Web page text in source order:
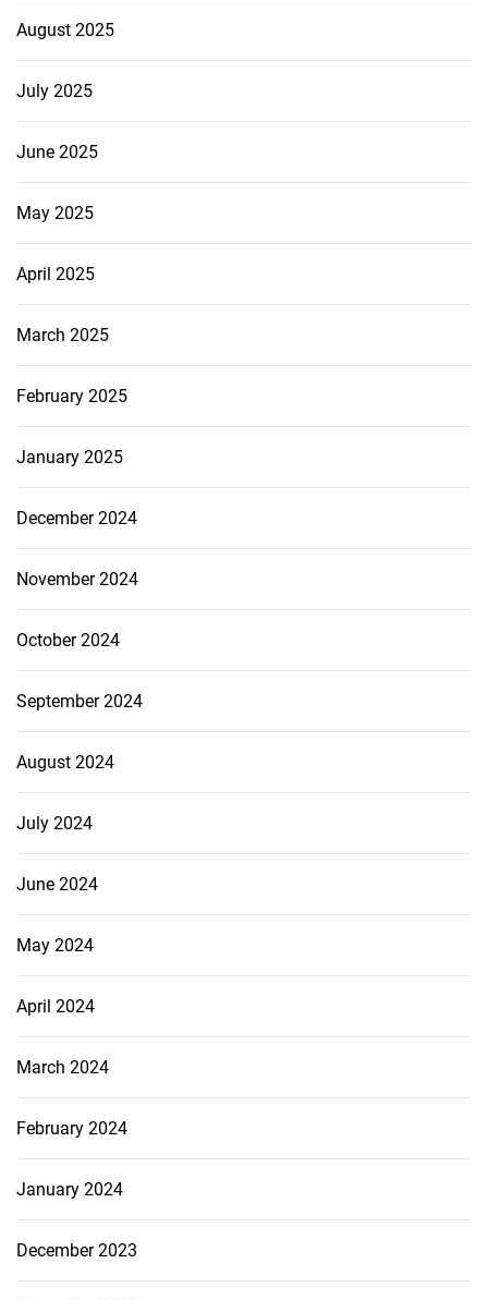
August 2025
July 2025
June 2025
May 2025
April 2025
March 2025
February 2025
January 2025
December 2024
November 2024
October 2024
September 2024
August 2024
July 2024
June 2024
May 2024
April 2024
March 2024
February 2024
January 2024
December 2023